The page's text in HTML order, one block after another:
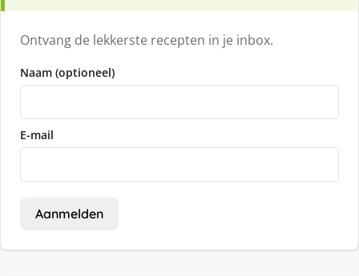
Ontvang de lekkerste recepten in je inbox.
Naam (optioneel)
E-mail
Aanmelden